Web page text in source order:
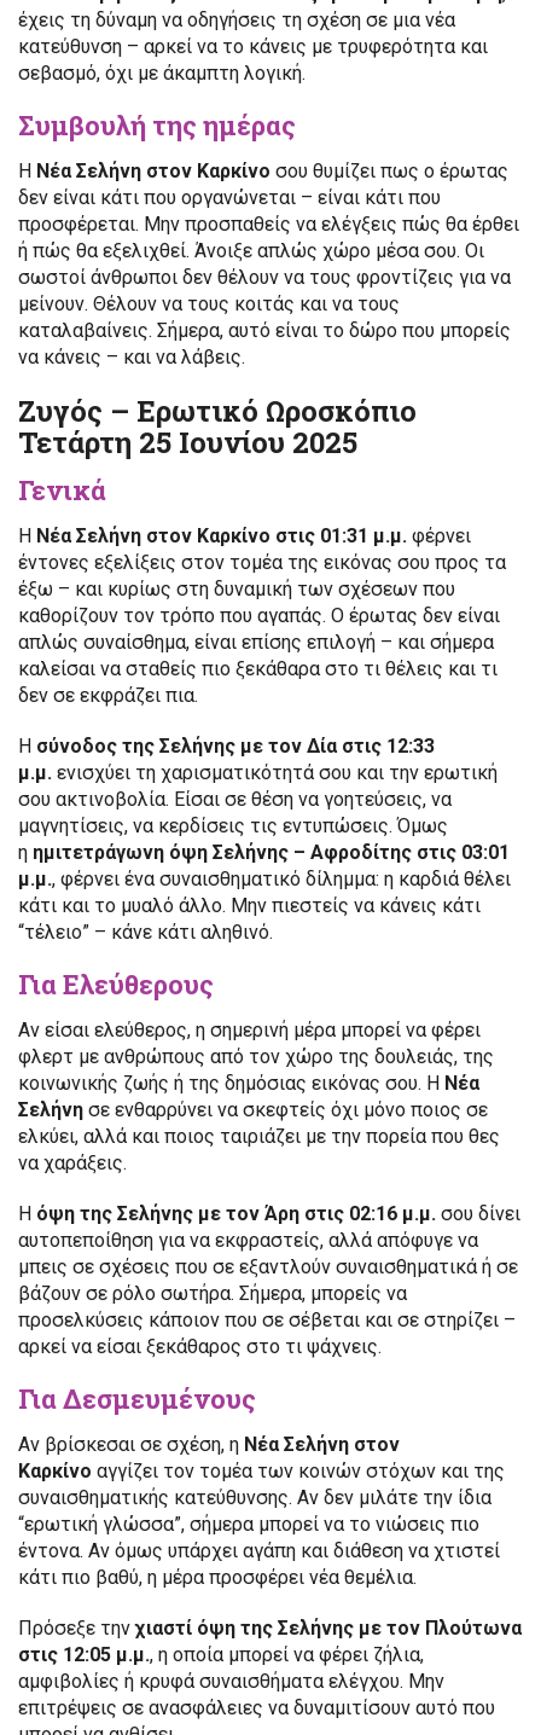
έχεις τη δύναμη να οδηγήσεις τη σχέση σε μια νέα
κατεύθυνση – αρκεί να το κάνεις με τρυφερότητα και
σεβασμό, όχι με άκαμπτη λογική.
Συμβουλή της ημέρας
Η Νέα Σελήνη στον Καρκίνο σου θυμίζει πως ο έρωτας
δεν είναι κάτι που οργανώνεται – είναι κάτι που
προσφέρεται. Μην προσπαθείς να ελέγξεις πώς θα έρθει
ή πώς θα εξελιχθεί. Άνοιξε απλώς χώρο μέσα σου. Οι
σωστοί άνθρωποι δεν θέλουν να τους φροντίζεις για να
μείνουν. Θέλουν να τους κοιτάς και να τους
καταλαβαίνεις. Σήμερα, αυτό είναι το δώρο που μπορείς
να κάνεις – και να λάβεις.
Ζυγός – Ερωτικό Ωροσκόπιο
Τετάρτη 25 Ιουνίου 2025
Γενικά
Η Νέα Σελήνη στον Καρκίνο στις 01:31 μ.μ. φέρνει
έντονες εξελίξεις στον τομέα της εικόνας σου προς τα
έξω – και κυρίως στη δυναμική των σχέσεων που
καθορίζουν τον τρόπο που αγαπάς. Ο έρωτας δεν είναι
απλώς συναίσθημα, είναι επίσης επιλογή – και σήμερα
καλείσαι να σταθείς πιο ξεκάθαρα στο τι θέλεις και τι
δεν σε εκφράζει πια.
Η σύνοδος της Σελήνης με τον Δία στις 12:33
μ.μ. ενισχύει τη χαρισματικότητά σου και την ερωτική
σου ακτινοβολία. Είσαι σε θέση να γοητεύσεις, να
μαγνητίσεις, να κερδίσεις τις εντυπώσεις. Όμως
η ημιτετράγωνη όψη Σελήνης – Αφροδίτης στις 03:01
μ.μ., φέρνει ένα συναισθηματικό δίλημμα: η καρδιά θέλει
κάτι και το μυαλό άλλο. Μην πιεστείς να κάνεις κάτι
“τέλειο” – κάνε κάτι αληθινό.
Για Ελεύθερους
Αν είσαι ελεύθερος, η σημερινή μέρα μπορεί να φέρει
φλερτ με ανθρώπους από τον χώρο της δουλειάς, της
κοινωνικής ζωής ή της δημόσιας εικόνας σου. Η Νέα
Σελήνη σε ενθαρρύνει να σκεφτείς όχι μόνο ποιος σε
ελκύει, αλλά και ποιος ταιριάζει με την πορεία που θες
να χαράξεις.
Η όψη της Σελήνης με τον Άρη στις 02:16 μ.μ. σου δίνει
αυτοπεποίθηση για να εκφραστείς, αλλά απόφυγε να
μπεις σε σχέσεις που σε εξαντλούν συναισθηματικά ή σε
βάζουν σε ρόλο σωτήρα. Σήμερα, μπορείς να
προσελκύσεις κάποιον που σε σέβεται και σε στηρίζει –
αρκεί να είσαι ξεκάθαρος στο τι ψάχνεις.
Για Δεσμευμένους
Αν βρίσκεσαι σε σχέση, η Νέα Σελήνη στον
Καρκίνο αγγίζει τον τομέα των κοινών στόχων και της
συναισθηματικής κατεύθυνσης. Αν δεν μιλάτε την ίδια
“ερωτική γλώσσα”, σήμερα μπορεί να το νιώσεις πιο
έντονα. Αν όμως υπάρχει αγάπη και διάθεση να χτιστεί
κάτι πιο βαθύ, η μέρα προσφέρει νέα θεμέλια.
Πρόσεξε τηνχιαστί όψη της Σελήνης με τον Πλούτωνα
στις 12:05 μ.μ., η οποία μπορεί να φέρει ζήλια,
αμφιβολίες ή κρυφά συναισθήματα ελέγχου. Μην
επιτρέψεις σε ανασφάλειες να δυναμιτίσουν αυτό που